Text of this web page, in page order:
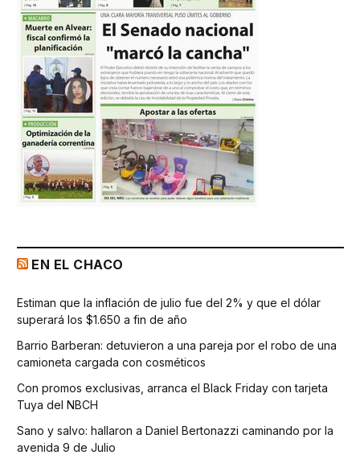
EN EL CHACO
Estiman que la inflación de julio fue del 2% y que el dólar
superará los $1.650 a fin de año
Barrio Barberan: detuvieron a una pareja por el robo de una
camioneta cargada con cosméticos
Con promos exclusivas, arranca el Black Friday con tarjeta
Tuya del NBCH
Sano y salvo: hallaron a Daniel Bertonazzi caminando por la
avenida 9 de Julio